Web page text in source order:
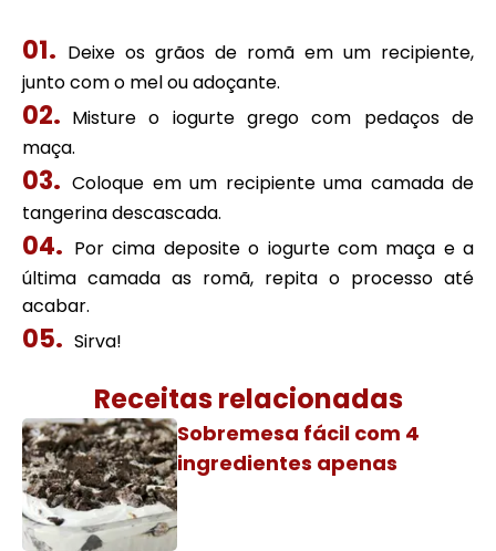
Deixe os grãos de romã em um recipiente,
junto com o mel ou adoçante.
Misture o iogurte grego com pedaços de
maça.
Coloque em um recipiente uma camada de
tangerina descascada.
Por cima deposite o iogurte com maça e a
última camada as romã, repita o processo até
acabar.
Sirva!
Receitas relacionadas
Sobremesa fácil com 4
ingredientes apenas